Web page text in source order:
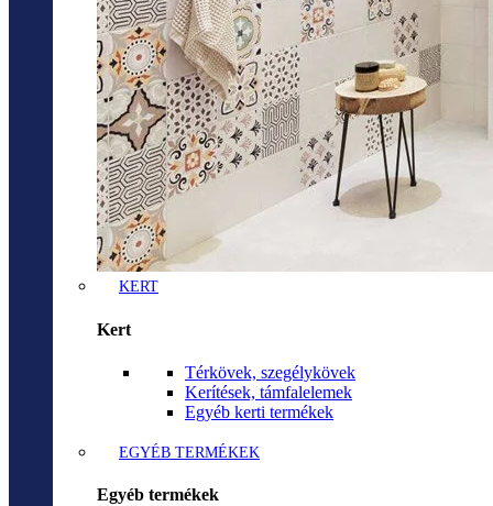
KERT
Kert
Térkövek, szegélykövek
Kerítések, támfalelemek
Egyéb kerti termékek
EGYÉB TERMÉKEK
Egyéb termékek